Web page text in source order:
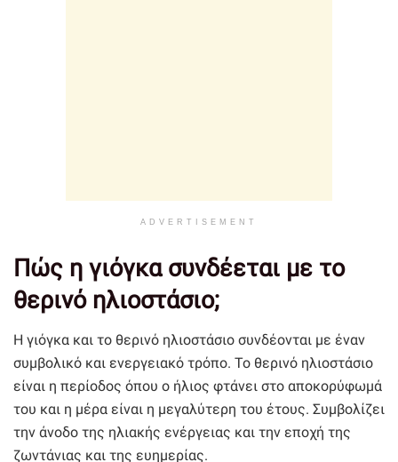
ADVERTISEMENT
Πώς η γιόγκα συνδέεται με το
θερινό ηλιοστάσιο;
Η γιόγκα και το θερινό ηλιοστάσιο συνδέονται με έναν
συμβολικό και ενεργειακό τρόπο. Το θερινό ηλιοστάσιο
είναι η περίοδος όπου ο ήλιος φτάνει στο αποκορύφωμά
του και η μέρα είναι η μεγαλύτερη του έτους. Συμβολίζει
την άνοδο της ηλιακής ενέργειας και την εποχή της
ζωντάνιας και της ευημερίας.